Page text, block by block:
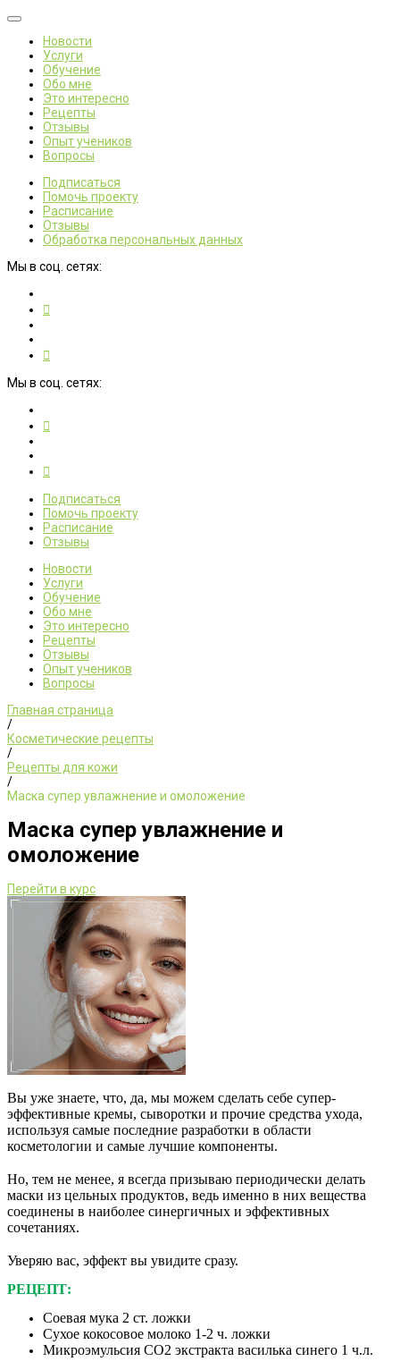
Новости
Услуги
Обучение
Обо мне
Это интересно
Рецепты
Отзывы
Опыт учеников
Вопросы
Подписаться
Помочь проекту
Расписание
Отзывы
Обработка персональных данных
Мы в соц. сетях:
Мы в соц. сетях:
Подписаться
Помочь проекту
Расписание
Отзывы
Новости
Услуги
Обучение
Обо мне
Это интересно
Рецепты
Отзывы
Опыт учеников
Вопросы
Главная страница
/
Косметические рецепты
/
Рецепты для кожи
/
Маска супер увлажнение и омоложение
Маска супер увлажнение и
омоложение
Перейти в курс
Вы уже знаете, что, да, мы можем сделать себе супер-
эффективные кремы, сыворотки и прочие средства ухода,
используя самые последние разработки в области
косметологии и самые лучшие компоненты.
Но, тем не менее, я всегда призываю периодически делать
маски из цельных продуктов, ведь именно в них вещества
соединены в наиболее синергичных и эффективных
сочетаниях.
Уверяю вас, эффект вы увидите сразу.
РЕЦЕПТ:
Соевая мука 2 ст. ложки
Сухое кокосовое молоко 1-2 ч. ложки
Микроэмульсия СО2 экстракта василька синего 1 ч.л.